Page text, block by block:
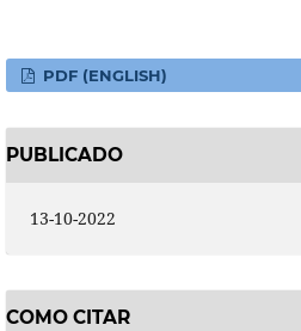
PDF (ENGLISH)
PUBLICADO
13-10-2022
COMO CITAR